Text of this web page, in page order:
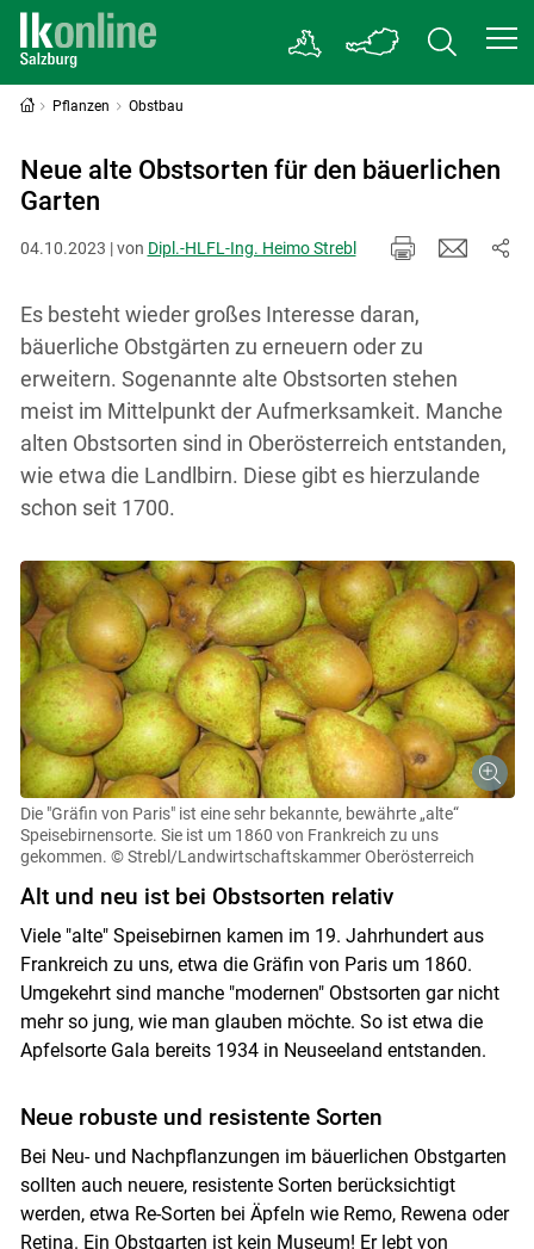
Skip to main content
Pflanzen Obstbau
Neue alte Obstsorten für den bäuerlichen
Garten
04.10.2023 | von Dipl.-HLFL-Ing. Heimo Strebl
Es besteht wieder großes Interesse daran,
bäuerliche Obstgärten zu erneuern oder zu
erweitern. Sogenannte alte Obstsorten stehen
meist im Mittelpunkt der Aufmerksamkeit. Manche
alten Obstsorten sind in Oberösterreich entstanden,
wie etwa die Landlbirn. Diese gibt es hierzulande
schon seit 1700.
Die "Gräfin von Paris" ist eine sehr bekannte, bewährte „alte“
Speisebirnensorte. Sie ist um 1860 von Frankreich zu uns
gekommen. © Strebl/Landwirtschaftskammer Oberösterreich
Alt und neu ist bei Obstsorten relativ
Viele "alte" Speisebirnen kamen im 19. Jahrhundert aus
Frankreich zu uns, etwa die Gräfin von Paris um 1860.
Umgekehrt sind manche "modernen" Obstsorten gar nicht
mehr so jung, wie man glauben möchte. So ist etwa die
Apfelsorte Gala bereits 1934 in Neuseeland entstanden.
Neue robuste und resistente Sorten
Bei Neu- und Nachpflanzungen im bäuerlichen Obstgarten
sollten auch neuere, resistente Sorten berücksichtigt
werden, etwa Re-Sorten bei Äpfeln wie Remo, Rewena oder
Retina. Ein Obstgarten ist kein Museum! Er lebt von